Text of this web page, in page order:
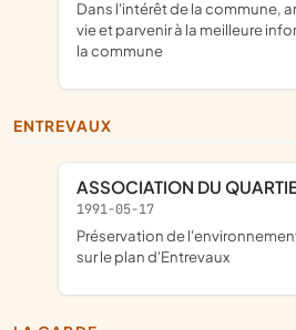
dans l'intérêt de la commune, améliorer la qualité de la
vie et parvenir à la meilleure
la commune
ENTREVAUX
ASSOCIATION DU
1991-05-17
préservation de l'environnementet de la qualité de la vie
sur le plan d'Entrevaux